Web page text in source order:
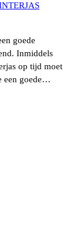
goede
Inmiddels
op tijd moet
een goede…